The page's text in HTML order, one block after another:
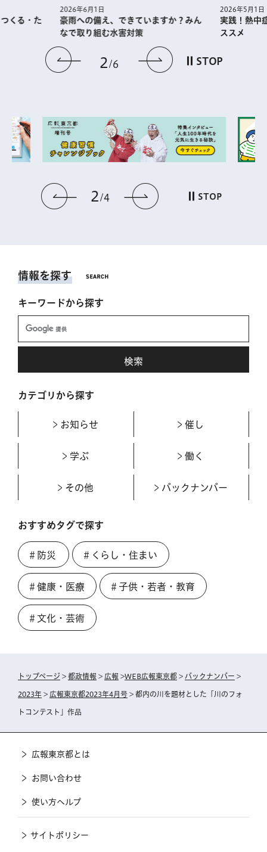
前のスライドを表示
2 6 次のスライドを
STOP
くる・た
2026年6月1日
豪雨への備え、できていますか？みん
なで取り組む水害対策
2026年5月1日
実践！熱中
ススメ
前のスライドを表示
2 4 次のスライドを表
STOP
情報を探す
キーワードから探す
カテゴリから探す
お知らせ 催し
学ぶ 働く
その他 バックナンバー
おすすめタグで探す
＃防災 ＃くらし・住まい
＃健康・医療 ＃子供・若者・教育
＃文化・芸術
トップページ > 都政情報 > 広報 >WEB広報東京都 > バックナンバー >
2023年 > 広報東京都2023年4月号 > 都内の川を題材とした「川のフォ
トコンテスト」作品
広報東京都とは
お問い合わせ
使い方ヘルプ
サイトポリシー